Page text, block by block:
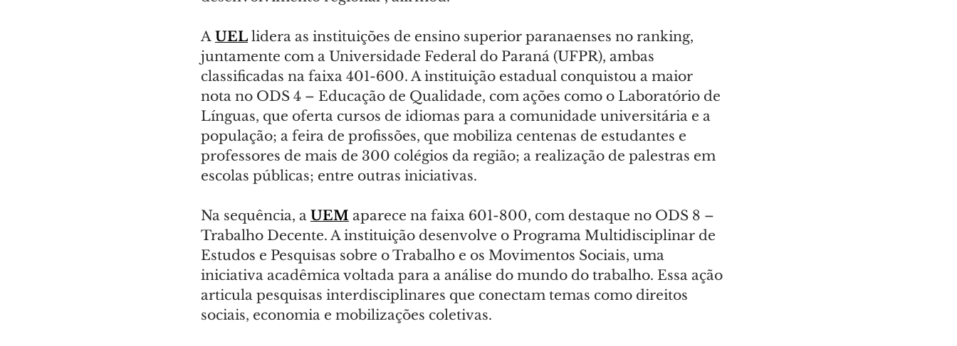
A UEL lidera as instituições de ensino superior paranaenses no ranking,
juntamente com a Universidade Federal do Paraná (UFPR), ambas
classificadas na faixa 401-600. A instituição estadual conquistou a maior
nota no ODS 4 – Educação de Qualidade, com ações como o Laboratório de
Línguas, que oferta cursos de idiomas para a comunidade universitária e a
população; a feira de profissões, que mobiliza centenas de estudantes e
professores de mais de 300 colégios da região; a realização de palestras em
escolas públicas; entre outras iniciativas.
Na sequência, a UEM aparece na faixa 601-800, com destaque no ODS 8 –
Trabalho Decente. A instituição desenvolve o Programa Multidisciplinar de
Estudos e Pesquisas sobre o Trabalho e os Movimentos Sociais, uma
iniciativa acadêmica voltada para a análise do mundo do trabalho. Essa ação
articula pesquisas interdisciplinares que conectam temas como direitos
sociais, economia e mobilizações coletivas.